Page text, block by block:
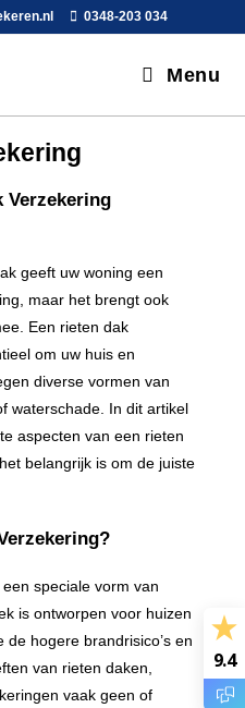
0348-203 034
Menu
Verzekering
geeft uw woning een
maar het brengt ook
Een rieten dak
om uw huis en
diverse vormen van
waterschade. In dit artikel
aspecten van een rieten
belangrijk is om de juiste
speciale vorm van
is ontworpen voor huizen
hogere brandrisico’s en
van rieten daken,
vaak geen of
9.4